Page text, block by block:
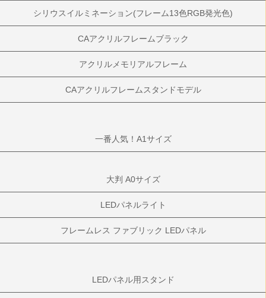
シリウスイルミネーション(フレーム13色RGB発光色)
CAアクリルフレームブラック
アクリルメモリアルフレーム
CAアクリルフレームスタンドモデル
一番人気！A1サイズ
大判 A0サイズ
LEDパネルライト
フレームレス ファブリック LEDパネル
LEDパネル用スタンド